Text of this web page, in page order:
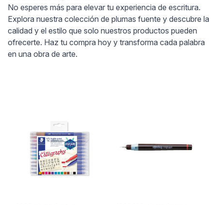
No esperes más para elevar tu experiencia de escritura.
Explora nuestra colección de plumas fuente y descubre la
calidad y el estilo que solo nuestros productos pueden
ofrecerte. Haz tu compra hoy y transforma cada palabra
en una obra de arte.